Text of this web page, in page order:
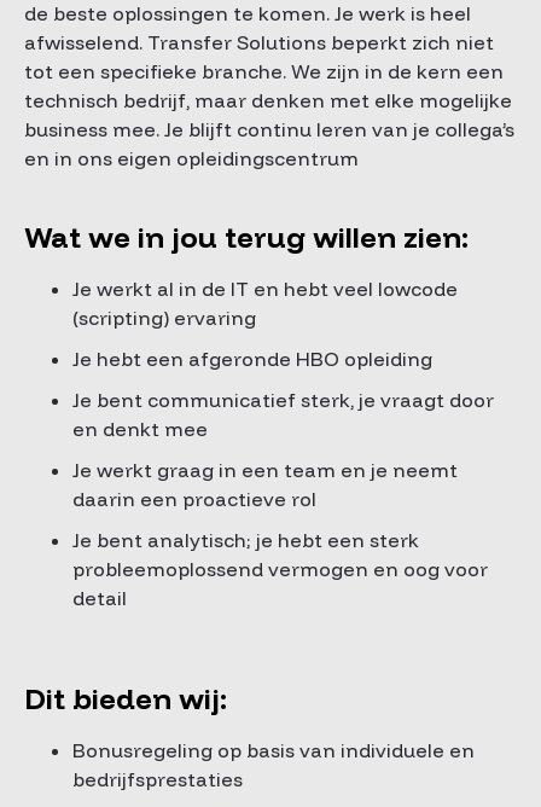
de beste oplossingen te komen. Je werk is heel
afwisselend. Transfer Solutions beperkt zich niet
tot een specifieke branche. We zijn in de kern een
technisch bedrijf, maar denken met elke mogelijke
business mee. Je blijft continu leren van je collega’s
en in ons eigen opleidingscentrum
Wat we in jou terug willen zien:
Je werkt al in de IT en hebt veel lowcode
(scripting) ervaring
Je hebt een afgeronde HBO opleiding
Je bent communicatief sterk, je vraagt door
en denkt mee
Je werkt graag in een team en je neemt
daarin een proactieve rol
Je bent analytisch; je hebt een sterk
probleemoplossend vermogen en oog voor
detail
Dit bieden wij:
Bonusregeling op basis van individuele en
bedrijfsprestaties